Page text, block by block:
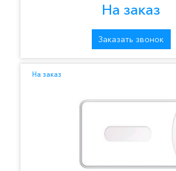
На заказ
Заказать звонок
На заказ